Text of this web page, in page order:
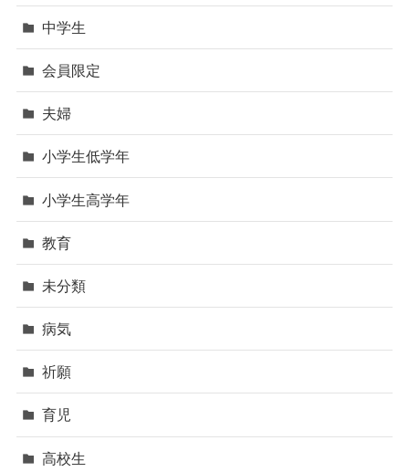
中学生
会員限定
夫婦
小学生低学年
小学生高学年
教育
未分類
病気
祈願
育児
高校生